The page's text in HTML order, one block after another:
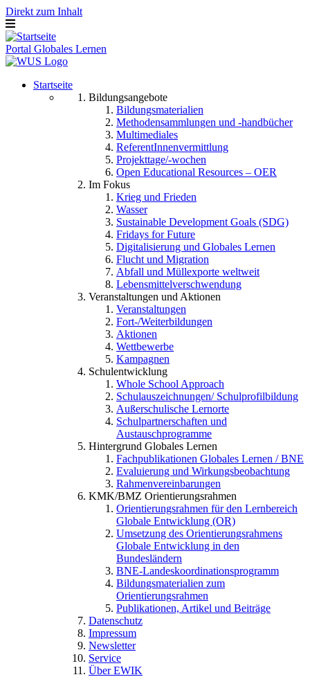
Direkt zum Inhalt
Portal Globales Lernen
Startseite
Bildungsangebote
Bildungsmaterialien
Methodensammlungen und -handbücher
Multimediales
ReferentInnenvermittlung
Projekttage/-wochen
Open Educational Resources – OER
Im Fokus
Krieg und Frieden
Wasser
Sustainable Development Goals (SDG)
Fridays for Future
Digitalisierung und Globales Lernen
Flucht und Migration
Abfall und Müllexporte weltweit
Lebensmittelverschwendung
Veranstaltungen und Aktionen
Veranstaltungen
Fort-/Weiterbildungen
Aktionen
Wettbewerbe
Kampagnen
Schulentwicklung
Whole School Approach
Schulauszeichnungen/ Schulprofilbildung
Außerschulische Lernorte
Schulpartnerschaften und
Austauschprogramme
Hintergrund Globales Lernen
Fachpublikationen Globales Lernen / BNE
Evaluierung und Wirkungsbeobachtung
Rahmenvereinbarungen
KMK/BMZ Orientierungsrahmen
Orientierungsrahmen für den Lernbereich
Globale Entwicklung (OR)
Umsetzung des Orientierungsrahmens
Globale Entwicklung in den
Bundesländern
BNE-Landeskoordinationsprogramm
Bildungsmaterialien zum
Orientierungsrahmen
Publikationen, Artikel und Beiträge
Datenschutz
Impressum
Newsletter
Service
Über EWIK